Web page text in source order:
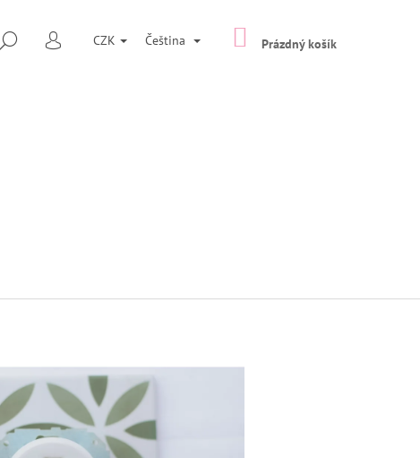
HLEDAT
PŘIHLÁŠENÍ
CZK Čeština NÁKUPNÍ
KOŠÍK
Prázdný košík
TYP 7 ŠIROKÁ
ČERNÁ